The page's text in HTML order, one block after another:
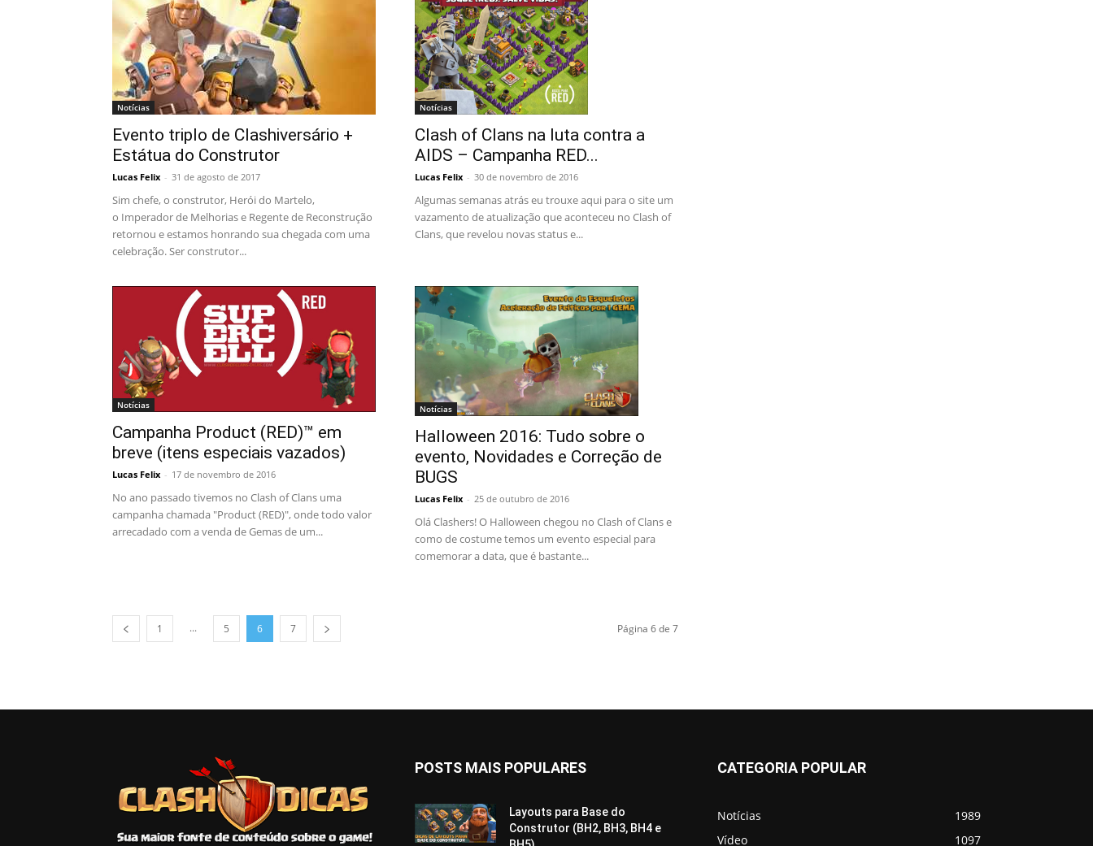
Notícias
Evento triplo de Clashiversário +
Estátua do Construtor
Lucas Felix - 31 de agosto de 2017
Sim chefe, o construtor, Herói do Martelo,
o Imperador de Melhorias e Regente de Reconstrução
retornou e estamos honrando sua chegada com uma
celebração. Ser construtor...
Notícias
Clash of Clans na luta contra a
AIDS – Campanha RED...
Lucas Felix - 30 de novembro de 2016
Algumas semanas atrás eu trouxe aqui para o site um
vazamento de atualização que aconteceu no Clash of
Clans, que revelou novas status e...
Notícias
Campanha Product (RED)™ em
breve (itens especiais vazados)
Lucas Felix - 17 de novembro de 2016
No ano passado tivemos no Clash of Clans uma
campanha chamada "Product (RED)", onde todo valor
arrecadado com a venda de Gemas de um...
Notícias
Halloween 2016: Tudo sobre o
evento, Novidades e Correção de
BUGS
Lucas Felix - 25 de outubro de 2016
Olá Clashers! O Halloween chegou no Clash of Clans e
como de costume temos um evento especial para
comemorar a data, que é bastante...
1 ... 5 6 7 Página 6 de 7
POSTS MAIS POPULARES
Layouts para Base do
Construtor (BH2, BH3, BH4 e
CATEGORIA POPULAR
Notícias
1989
Vídeo
1097